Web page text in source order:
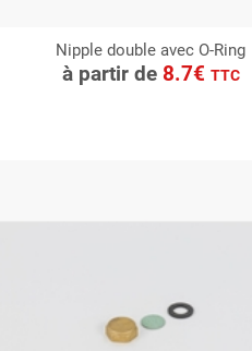
Nipple double avec O-Ring
à partir de 8.7€ TTC
CONSULTER
Demande de devis